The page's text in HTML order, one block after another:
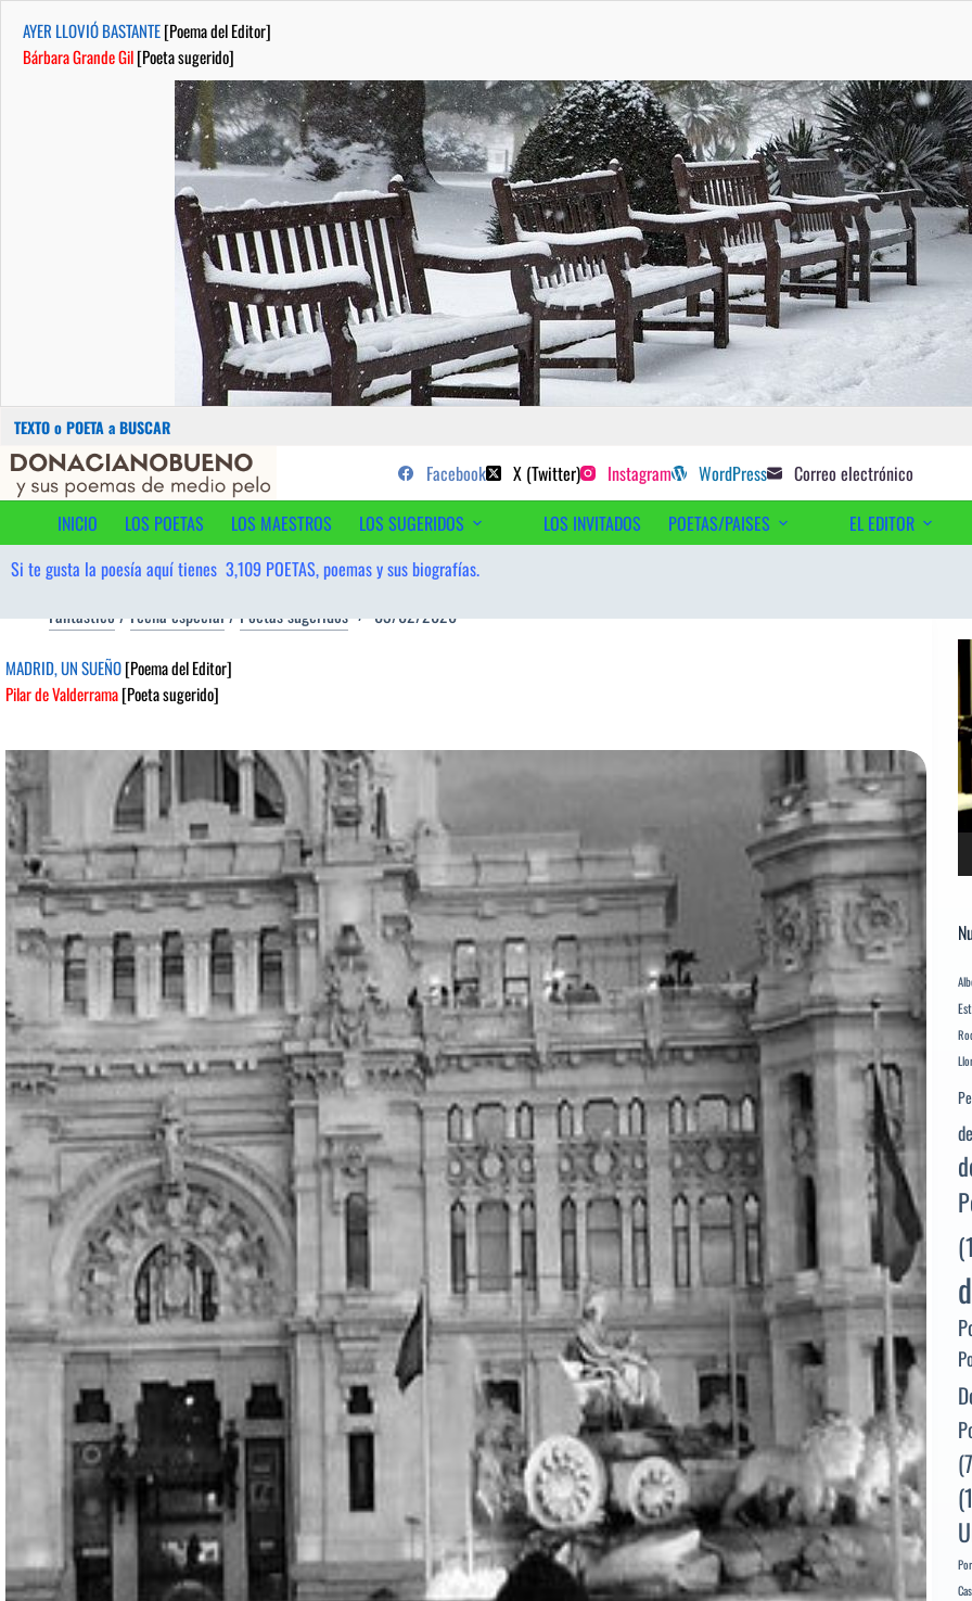
AYER LLOVIÓ BASTANTE[Poema del Editor]
Bárbara Grande Gil[Poeta sugerido]
Buscar:
Saltar
contenido
...sus poemas de medio pelo y poetas sugeridos
Facebook X (Twitter) Instagram WordPress Correo electrónico
INICIO
LOS POETAS LOS MAESTROS LOS SUGERIDOS LOS INVITADOS POETAS/PAISES EL EDITOR
Si te gusta la poesía aquí tienes 3,109 POETAS, poemas y sus biografías.
Fantástico/Fecha especial/Poetas sugeridos 03/02/2026
MADRID, UN SUEÑO[Poema del Editor]
Pilar de Valderrama[Poeta sugerido]
de